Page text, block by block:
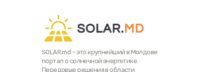
SOLAR.md – это крупнейший в Молдове
портал о солнечной энергетике.
Передовые решения в области